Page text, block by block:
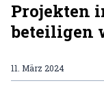
Projekten
beteiligen
11. März 2024